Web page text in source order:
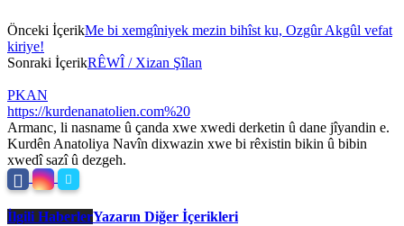
Önceki İçerikMe bi xemgîniyek mezin bihîst ku, Ozgûr Akgûl vefat
kiriye!
Sonraki İçerikRÊWÎ / Xizan Şîlan
PKAN
https://kurdenanatolien.com%20
Armanc, li nasname û çanda xwe xwedi derketin û dane jîyandin e.
Kurdên Anatoliya Navîn dixwazin xwe bi rêxistin bikin û bibin
xwedî sazî û dezgeh.
İlgili HaberlerYazarın Diğer İçerikleri